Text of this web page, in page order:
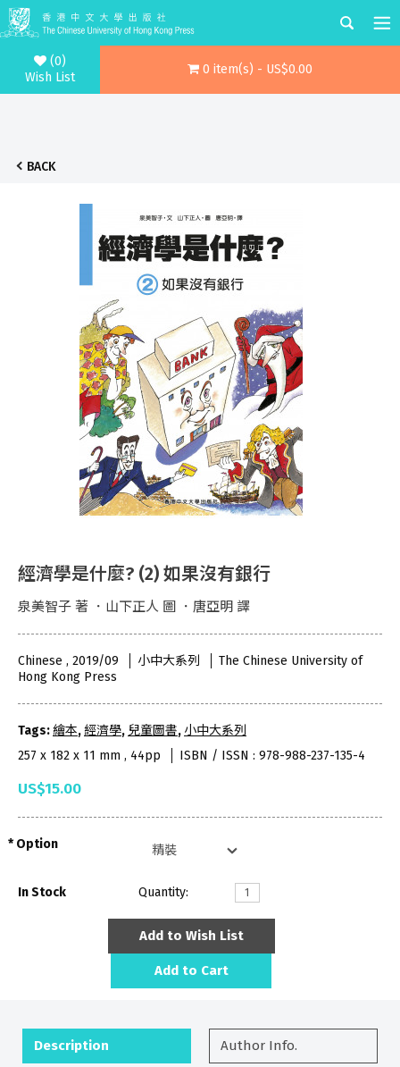
(0)
Wish List
0 item(s) - US$0.00
BACK
經濟學是什麼? (2) 如果沒有銀行
泉美智子 著 ．山下正人 圖 ．唐亞明 譯
Chinese , 2019/09 小中大系列
The Chinese University of
Hong Kong Press
Tags:繪本,經濟學, 兒童圖書, 小中大系列
257 x 182 x 11 mm , 44pp
ISBN / ISSN : 978-988-237-135-4
US$15.00
Option
In Stock Quantity:
Add to Wish List
Add to Cart
Description Author Info.